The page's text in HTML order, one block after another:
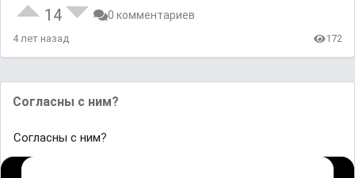
14 0 комментариев
4 лет назад 172
Согласны с ним?
Согласны с ним?